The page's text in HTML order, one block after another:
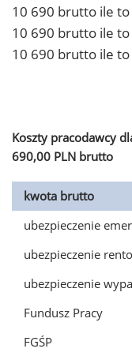
10 690 brutto ile
10 690 brutto ile
10 690 brutto ile
Koszty pracodawcy
690,00 PLN brutto
kwota brutto
ubezpieczenie
ubezpieczenie
ubezpieczenie
Fundusz Pracy
FGŚP